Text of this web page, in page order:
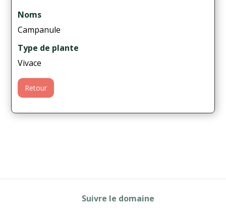
Noms
Campanule
Type de plante
Vivace
Retour
Suivre le domaine